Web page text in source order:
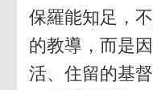
保羅能知足，
的教導，而是
活、住留的基